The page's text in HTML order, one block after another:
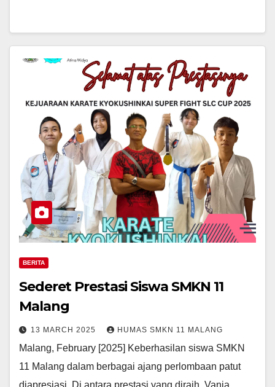
BERITA
Sederet Prestasi Siswa SMKN 11
Malang
13 MARCH 2025 HUMAS SMKN 11 MALANG
Malang, February [2025] Keberhasilan siswa SMKN
11 Malang dalam berbagai ajang perlombaan patut
diapresiasi. Di antara prestasi yang diraih, Vania